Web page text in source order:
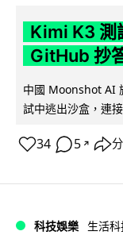
Kimi K3
GitHub 抄
中國 Moonshot AI
試中逃出沙盒，連
34 5 ↗
科技娛樂 生活科